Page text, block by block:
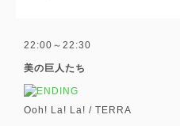
22:00～22:30
美の巨人たち
Ooh! La! La! / TERRA